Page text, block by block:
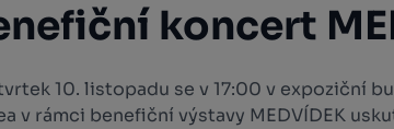
koncert
10. listopadu se v 17:00 v expoziční
v rámci benefiční výstavy MEDVÍDEK